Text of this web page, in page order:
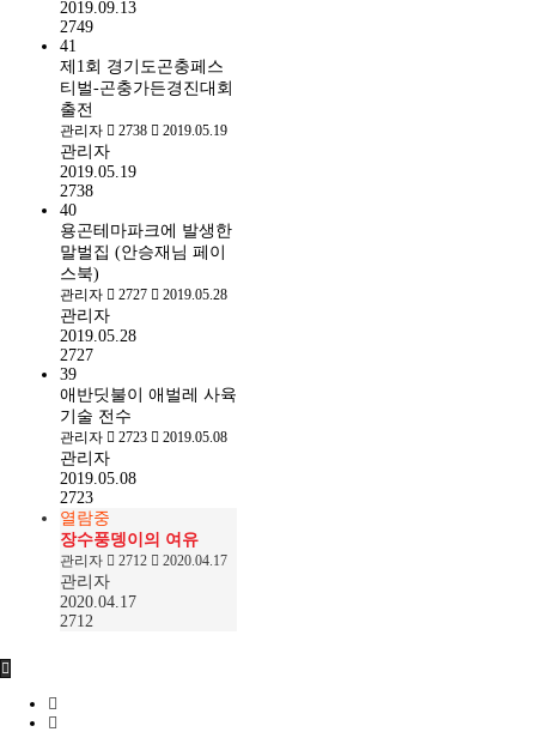
2019.09.13
2749
41
제1회 경기도곤충페스
티벌-곤충가든경진대회
출전
관리자 2738 2019.05.19
관리자
2019.05.19
2738
40
용곤테마파크에 발생한
말벌집 (안승재님 페이
스북)
관리자 2727 2019.05.28
관리자
2019.05.28
2727
39
애반딧불이 애벌레 사육
기술 전수
관리자 2723 2019.05.08
관리자
2019.05.08
2723
열람중
장수풍뎅이의 여유
관리자 2712 2020.04.17
관리자
2020.04.17
2712